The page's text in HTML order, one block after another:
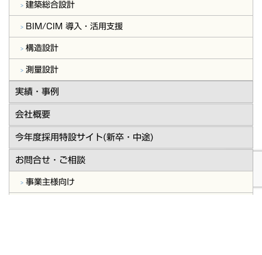
建築総合設計
BIM/CIM 導入・活用支援
構造設計
測量設計
実績・事例
会社概要
今年度採用特設サイト(新卒・中途)
お問合せ・ご相談
事業主様向け